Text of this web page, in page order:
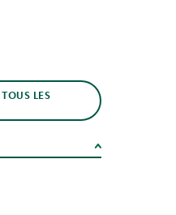
LES